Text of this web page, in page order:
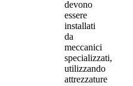
devono
essere
installati
da
meccanici
specializzati,
utilizzando
attrezzature